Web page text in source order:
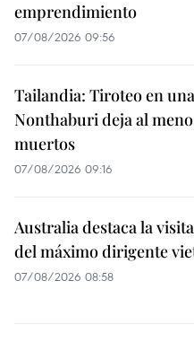
emprendimiento
07/08/2026 09:56
Tailandia: Tiroteo en
Nonthaburi deja al
muertos
07/08/2026 09:16
Australia destaca la
del máximo dirigente
07/08/2026 08:58